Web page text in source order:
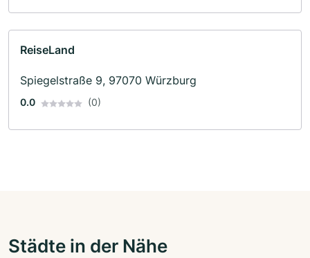
ReiseLand
Spiegelstraße 9, 97070 Würzburg
0.0 (0)
Städte in der Nähe